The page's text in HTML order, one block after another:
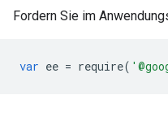
Fordern Sie im
var ee = require(